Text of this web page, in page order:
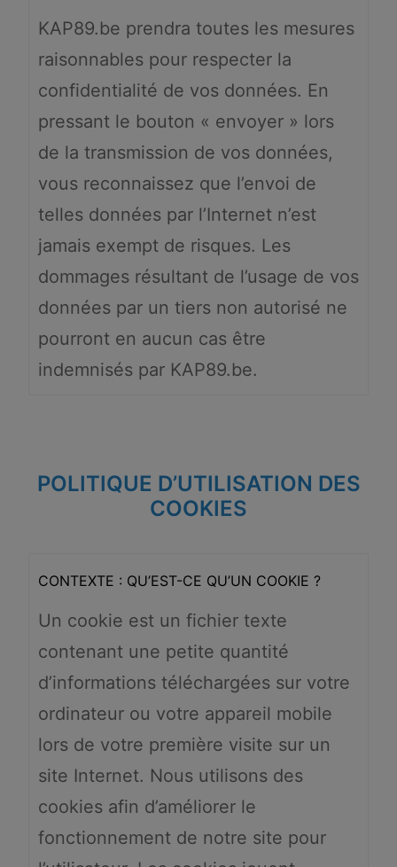
KAP89.be prendra toutes les mesures
raisonnables pour respecter la
confidentialité de vos données. En
pressant le bouton « envoyer » lors
de la transmission de vos données,
vous reconnaissez que l’envoi de
telles données par l’Internet n’est
jamais exempt de risques. Les
dommages résultant de l’usage de vos
données par un tiers non autorisé ne
pourront en aucun cas être
indemnisés par KAP89.be.
POLITIQUE D’UTILISATION DES
COOKIES
CONTEXTE : QU’EST-CE QU’UN COOKIE ?
Un cookie est un fichier texte
contenant une petite quantité
d’informations téléchargées sur votre
ordinateur ou votre appareil mobile
lors de votre première visite sur un
site Internet. Nous utilisons des
cookies afin d’améliorer le
fonctionnement de notre site pour